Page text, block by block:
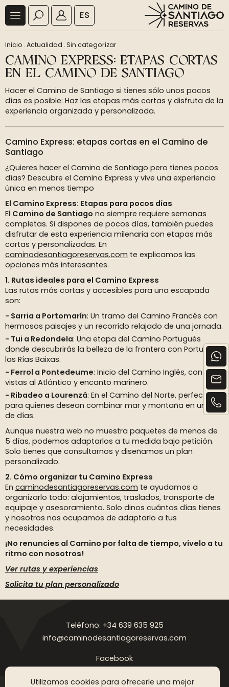
Utilizamos cookies para ofrecerle una mejor
ES
Inicio .Actualidad .Sin categorizar
CAMINO EXPRESS: ETAPAS CORTAS
EN EL CAMINO DE SANTIAGO
Hacer el Camino de Santiago si tienes sólo unos pocos
días es posible: Haz las etapas más cortas y disfruta de la
experiencia organizada y personalizada.
Camino Express: etapas cortas en el Camino de
Santiago
¿Quieres hacer el Camino de Santiago pero tienes pocos
días? Descubre el Camino Express y vive una experiencia
única en menos tiempo
El Camino Express: Etapas para pocos días
El Camino de Santiago no siempre requiere semanas
completas. Si dispones de pocos días, también puedes
disfrutar de esta experiencia milenaria con etapas más
cortas y personalizadas. En
caminodesantiagoreservas.com te explicamos las
opciones más interesantes.
1. Rutas ideales para el Camino Express
Las rutas más cortas y accesibles para una escapada
son:
Sarria a Portomarín: Un tramo del Camino Francés con
hermosos paisajes y un recorrido relajado de una jornada.
Tui a Redondela: Una etapa del Camino Portugués
donde descubrirás la belleza de la frontera con Portugal y
las Rías Baixas.
Ferrol a Pontedeume: Inicio del Camino Inglés, con
vistas al Atlántico y encanto marinero.
Ribadeo a Lourenzá: En el Camino del Norte, perfecta
para quienes desean combinar mar y montaña en un par
de días.
Aunque nuestra web no muestra paquetes de menos de
5 días, podemos adaptarlos a tu medida bajo petición.
Solo tienes que consultarnos y diseñamos un plan
personalizado.
2. Cómo organizar tu Camino Express
En caminodesantiagoreservas.com te ayudamos a
organizarlo todo: alojamientos, traslados, transporte de
equipaje y asesoramiento. Solo dinos cuántos días tienes
y nosotros nos ocupamos de adaptarlo a tus
necesidades.
¡No renuncies al Camino por falta de tiempo, vívelo a tu
ritmo con nosotros!
Ver rutas y experiencias
Solicita tu plan personalizado
Teléfono: +34 639 635 925
info@caminodesantiagoreservas.com
Facebook